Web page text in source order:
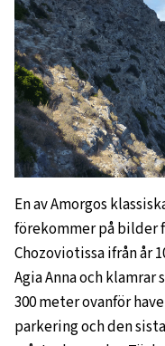
En av Amorgos
förekommer på bilder
Chozoviotissa ifrån år
Agia Anna och
300 meter ovanför
parkering och den